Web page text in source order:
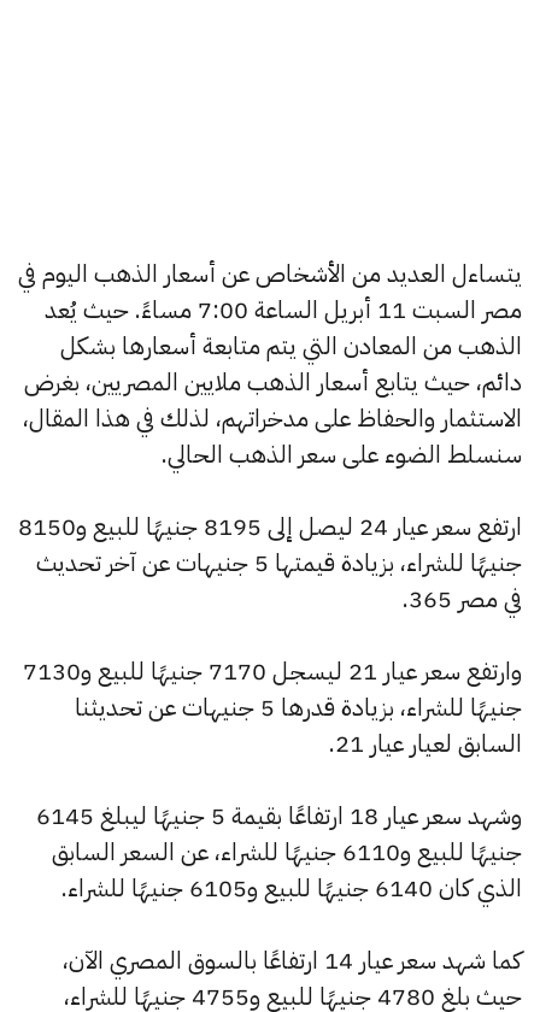
يتساءل العديد من الأشخاص عن أسعار الذهب اليوم في
مصر السبت 11 أبريل الساعة 7:00 مساءً. حيث يُعد
الذهب من المعادن التي يتم متابعة أسعارها بشكل
دائم، حيث يتابع أسعار الذهب ملايين المصريين، بغرض
الاستثمار والحفاظ على مدخراتهم، لذلك في هذا المقال،
سنسلط الضوء على سعر الذهب الحالي.
ارتفع سعر عيار 24 ليصل إلى 8195 جنيهًا للبيع و8150
جنيهًا للشراء، بزيادة قيمتها 5 جنيهات عن آخر تحديث
في مصر 365.
وارتفع سعر عيار 21 ليسجل 7170 جنيهًا للبيع و7130
جنيهًا للشراء، بزيادة قدرها 5 جنيهات عن تحديثنا
السابق لعيار عيار 21.
وشهد سعر عيار 18 ارتفاعًا بقيمة 5 جنيهًا ليبلغ 6145
جنيهًا للبيع و6110 جنيهًا للشراء، عن السعر السابق
الذي كان 6140 جنيهًا للبيع و6105 جنيهًا للشراء.
كما شهد سعر عيار 14 ارتفاعًا بالسوق المصري الآن،
حيث بلغ 4780 جنيهًا للبيع و4755 جنيهًا للشراء،